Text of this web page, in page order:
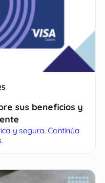
sus beneficios y
y segura. Continúa